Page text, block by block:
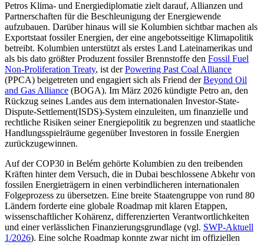
Petros Klima- und Energiediplomatie zielt darauf, Allianzen und
Partnerschaften für die Beschleunigung der Energiewende
aufzubauen. Darüber hinaus will sie Kolum­bien sichtbar machen als
Exportstaat fos­si­ler Energien, der eine angebotsseitige Klima­politik
betreibt. Kolumbien unter­stützt als erstes Land Lateinamerikas und
als bis dato größter Produzent fossiler Brennstoffe den Fossil Fuel
Non-Proliferation Treaty, ist derPowering Past Coal Alliance
(PPCA) beige­treten und engagiert sich als Friend derBeyond Oil
and Gas Alliance (BOGA). Im März 2026 kündigte Petro an, den
Rückzug seines Landes aus dem internationalen Investor-State-
Dispute-Settlement(ISDS)-System ein­zu­leiten, um finanzielle und
rechtliche Risi­ken seiner Energiepolitik zu begrenzen und staatliche
Handlungsspielräume gegen­über Investoren in fossile Energien
zurück­zugewinnen.
Auf der COP30 in Belém gehörte Kolumbien zu den treibenden
Kräften hinter dem Ver­such, die in Dubai beschlossene Abkehr von
fossilen Energieträgern in einen ver­bindlicheren internationalen
Folgeprozess zu übersetzen. Eine breite Staatengruppe von rund 80
Ländern forderte eine globale Roadmap mit klaren Etappen,
wissenschaftlicher Kohärenz, differenzierten Verantwort­lichkeiten
und einer verlässlichen Finan­zierungsgrundlage (vgl. SWP-Aktuell
1/2026). Eine solche Roadmap konnte zwar nicht im offiziellen